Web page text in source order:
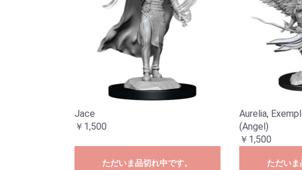
Jace
￥1,500
ただいま品切れ中です。
Aurelia,
(Angel)
￥1,500
ただいま